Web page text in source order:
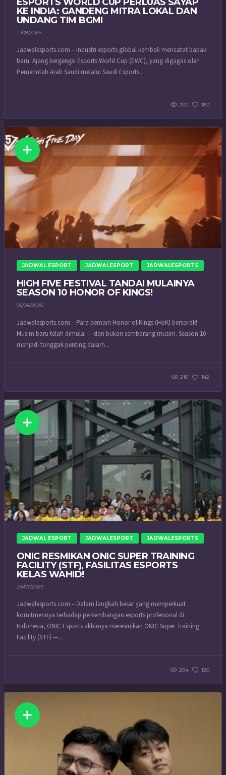
KE INDIA: GANDENG MITRA LOKAL DAN
UNDANG TIM BGMI
11/08/2025
Jadwalesports.com – Industri esports global kembali mencatat babak
baru. Ajang bergengsi Esports World Cup (EWC), yang digagas oleh
Pemerintah Arab Saudi melalui Saudi Esports...
202 182
JADWAL ESPORT JADWALESPORT JADWALESPORTS
HIGH FIVE FESTIVAL TANDAI MULAINYA
SEASON 10 HONOR OF KINGS!
05/08/2025
Jadwalesports.com – Para pemain Honor of Kings (HoK) bersorak!
Musim baru telah dimulai — dan bukan sembarang musim. Season 10
menjadi tonggak penting dalam...
216 142
JADWAL ESPORT JADWALESPORT JADWALESPORTS
ONIC RESMIKAN ONIC SUPER TRAINING
FACILITY (STF), FASILITAS ESPORTS
KELAS WAHID!
28/07/2025
Jadwalesports.com – Dalam langkah besar yang memperkuat
komitmennya terhadap perkembangan esports profesional di
Indonesia, ONIC Esports akhirnya meresmikan ONIC Super Training
Facility (STF) —...
204 120